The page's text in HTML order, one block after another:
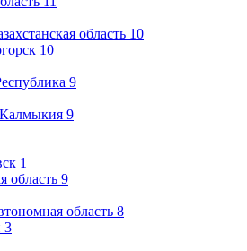
область 10
10
9
9
1
область 9
область 8
3